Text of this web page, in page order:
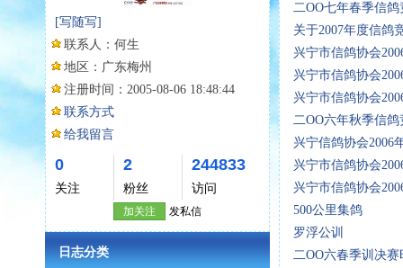
[写随写]
联系人： 何生
地区： 广东梅州
注册时间： 2005-08-06 18:48:44
联系方式
给我留言
0
关注
2
粉丝
244833
访问
加关注 发私信
日志分类
二OO七年春季信鸽
关于2007年度信鸽
兴宁市信鸽协会
兴宁市信鸽协会
兴宁市信鸽协会
二OO六年秋季信鸽
兴宁信鸽协会2006
兴宁市信鸽协会
兴宁市信鸽协会
500公里集鸽
罗浮公训
二OO六春季训决